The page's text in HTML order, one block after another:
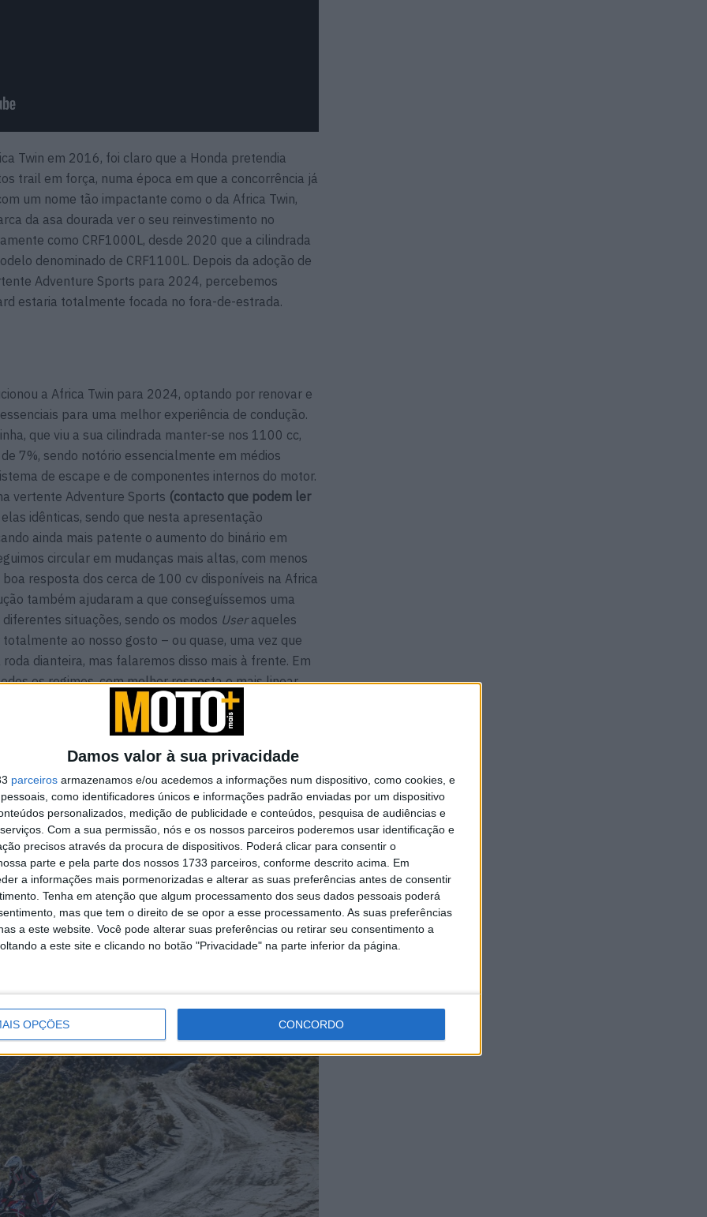
Damos valor à sua privacidade
parceiros armazenamos e/ou acedemos a informações num dispositivo, como cookies, e
como identificadores únicos e informações padrão enviadas por um dispositivo
personalizados, medição de publicidade e conteúdos, pesquisa de audiências e
Com a sua permissão, nós e os nossos parceiros poderemos usar identificação e
precisos através da procura de dispositivos. Poderá clicar para consentir o
parte e pela parte dos nossos 1733 parceiros, conforme descrito acima. Em
a informações mais pormenorizadas e alterar as suas preferências antes de consentir
Tenha em atenção que algum processamento dos seus dados pessoais poderá
mas que tem o direito de se opor a esse processamento. As suas preferências
a este website. Você pode alterar suas preferências ou retirar seu consentimento a
a este site e clicando no botão "Privacidade" na parte inferior da página.
OPÇÕES CONCORDO
Twin em 2016, foi claro que a Honda pretendia
trail em força, numa época em que a concorrência já
um nome tão impactante como o da Africa Twin,
da asa dourada ver o seu reinvestimento no
como CRF1000L, desde 2020 que a cilindrada
denominado de CRF1100L. Depois da adoção de
Adventure Sports para 2024, percebemos
estaria totalmente focada no fora-de-estrada.
a Africa Twin para 2024, optando por renovar e
para uma melhor experiência de condução.
que viu a sua cilindrada manter-se nos 1100 cc,
7%, sendo notório essencialmente em médios
de escape e de componentes internos do motor.
vertente Adventure Sports (contacto que podem ler
idênticas, sendo que nesta apresentação
ainda mais patente o aumento do binário em
circular em mudanças mais altas, com menos
resposta dos cerca de 100 cv disponíveis na Africa
também ajudaram a que conseguíssemos uma
situações, sendo os modos Useraqueles
ao nosso gosto – ou quase, uma vez que
dianteira, mas falaremos disso mais à frente. Em
os regimes, com melhor resposta e mais linear,
nesta Africa Twin, mesmo quando circulámos em
|
Contacto | Triumph
Scrambler 900 / Bonneville
T100 | Estilo e mais
tecnologia
27 JULHO, 2026